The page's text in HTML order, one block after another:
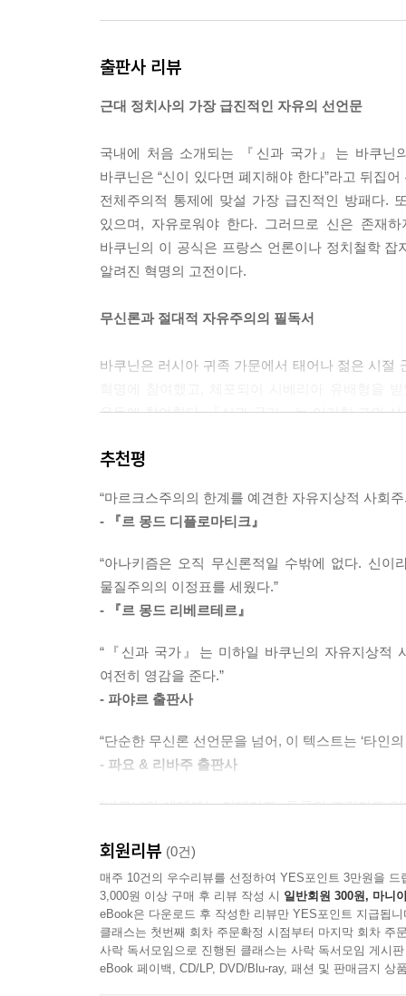
출판사 리뷰
근대 정치사의 가장 급진적인 자유의 선언문
국내에 처음 소개되는 『신과 국가』는 바쿠닌
바쿠닌은 “신이 있다면 폐지해야 한다”라고 뒤집
전체주의적 통제에 맞설 가장 급진적인 방패다.
있으며, 자유로워야 한다. 그러므로 신은 존재
바쿠닌의 이 공식은 프랑스 언론이나 정치철학
알려진 혁명의 고전이다.
무신론과 절대적 자유주의의 필독서
바쿠닌은 러시아 귀족 가문에서 태어나 젊은 시절
운동에 참여한다. 『신과 국가』는 이러한 그의
아니라 사회적 문제로, 또한 진정한 자유는 사실
아나키즘 사상의 흔들리지 않는 지주
바쿠닌은 이 저작에서 인간 해방을 향한 비전을
고발한다. 인간이 창조한 허구적 개념임에도 초
예속시키는 수단이었으며, 법은 그 폭력을 정당
덧씌우며, 학교가 이를 교육이라는 이름으로 내면
『신과 국가』에서 바쿠닌은 이러한 권위의 구
플라톤 『국가』, 크로포트킨 『아나키즘』, 마르
바쿠닌과 마르크스의 불화는 잘 알려져 있다. 마
포착되자 바쿠닌은 제명당한다. 바쿠닌은 마르크
독재’가 구 지배 계급을 새로운 ‘붉은 관료’로
추천평
“마르크스주의의 한계를 예견한 자유지상적 사회
- 『르 몽드 디플로마티크』
“아나키즘은 오직 무신론적일 수밖에 없다. 신
물질주의의 이정표를 세웠다.”
- 『르 몽드 리베르테르』
“『신과 국가』는 미하일 바쿠닌의 자유지상적
여전히 영감을 준다.”
- 파야르 출판사
“단순한 무신론 선언문을 넘어, 이 텍스트는 ‘타인
- 파요 & 리바주 출판사
“바쿠닌의 세계에는 이데아도, 동굴의 그림자도
- 런던 에디션 출판사
“권위주의적 유혹이 다시 고개를 들고 개인의 자
- 프랑크 카피 비평가, 편집자
회원리뷰 (0건)
매주 10건의 우수리뷰를 선정하여 YES포인트 3만원을 드
3,000원 이상 구매 후 리뷰 작성 시 일반회원 300원, 마니
eBook은 다운로드 후 작성한 리뷰만 YES포인트 지급됩니
클래스는 첫번째 회차 주문확정 시점부터 마지막 회차 주
사락 독서모임으로 진행된 클래스는 사락 독서모임 게시
eBook 페이백, CD/LP, DVD/Blu-ray, 패션 및 판매금지 상